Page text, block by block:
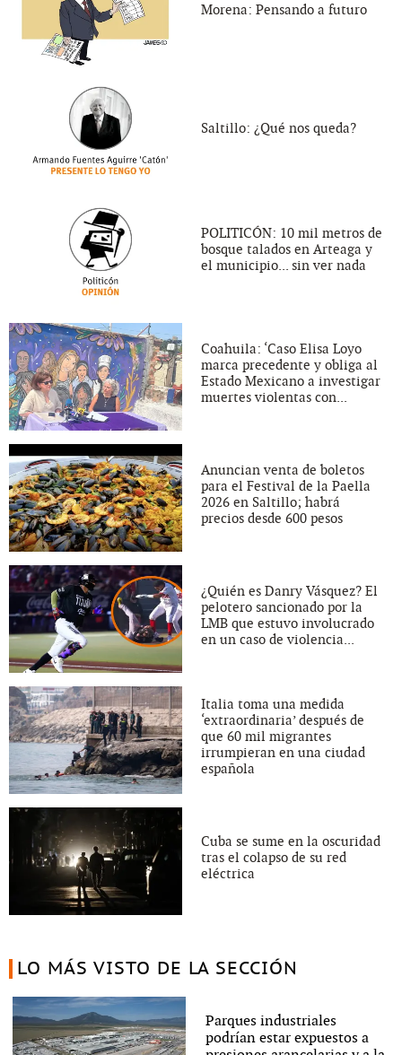
Morena: Pensando a futuro
Saltillo: ¿Qué nos queda?
POLITICÓN: 10 mil metros de
bosque talados en Arteaga y
el municipio... sin ver nada
Coahuila: ‘Caso Elisa Loyo
marca precedente y obliga al
Estado Mexicano a investigar
muertes violentas con...
Anuncian venta de boletos
para el Festival de la Paella
2026 en Saltillo; habrá
precios desde 600 pesos
¿Quién es Danry Vásquez? El
pelotero sancionado por la
LMB que estuvo involucrado
en un caso de violencia...
Italia toma una medida
‘extraordinaria’ después de
que 60 mil migrantes
irrumpieran en una ciudad
española
Cuba se sume en la oscuridad
tras el colapso de su red
eléctrica
LO MÁS VISTO DE LA SECCIÓN
Parques industriales
podrían estar expuestos a